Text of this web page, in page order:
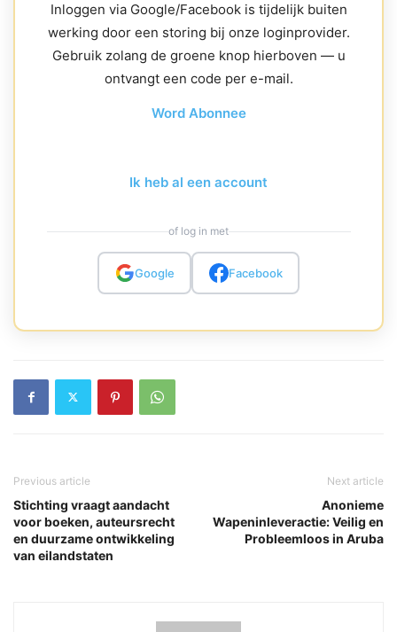
Inloggen via Google/Facebook is tijdelijk buiten
werking door een storing bij onze loginprovider.
Gebruik zolang de groene knop hierboven — u
ontvangt een code per e-mail.
Word Abonnee
Ik heb al een account
of log in met
Google Facebook
Previous article
Stichting vraagt aandacht
voor boeken, auteursrecht
en duurzame ontwikkeling
van eilandstaten
Next article
Anonieme
Wapeninleveractie: Veilig en
Probleemloos in Aruba